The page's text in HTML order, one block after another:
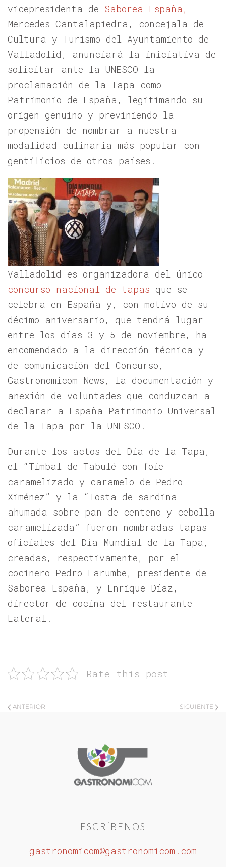
vicepresidenta de Saborea España,
Mercedes Cantalapiedra, concejala de
Cultura y Turismo del Ayuntamiento de
Valladolid, anunciará la iniciativa de
solicitar ante la UNESCO la
proclamación de la Tapa como
Patrimonio de España, legitimando su
origen genuino y previniendo la
propensión de nombrar a nuestra
modalidad culinaria más popular con
gentilicios de otros países.
Valladolid es organizadora del único
concurso nacional de tapas que se
celebra en España y, con motivo de su
décimo aniversario, que tendrá lugar
entre los días 3 y 5 de noviembre, ha
encomendado a la dirección técnica y
de comunicación del Concurso,
Gastronomicom News, la documentación y
anexión de voluntades que conduzcan a
declarar a España Patrimonio Universal
de la Tapa por la UNESCO.
Durante los actos del Día de la Tapa,
el “Timbal de Tabulé con foie
caramelizado y caramelo de Pedro
Ximénez” y la “Tosta de sardina
ahumada sobre pan de centeno y cebolla
caramelizada” fueron nombradas tapas
oficiales del Día Mundial de la Tapa,
creadas, respectivamente, por el
cocinero Pedro Larumbe, presidente de
Saborea España, y Enrique Díaz,
director de cocina del restaurante
Lateral.
Rate this post
ANTERIOR SIGUIENTE
ESCRÍBENOS
gastronomicom@gastronomicom.com